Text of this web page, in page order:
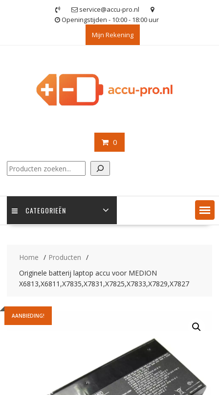
service@accu-pro.nl
Openingstijden - 10:00 - 18:00 uur
Mijn Rekening
0
Zoeken
CATEGORIEËN
Home
Producten
Originele batterij laptop accu voor MEDION
X6813,X6811,X7835,X7831,X7825,X7833,X7829,X7827
AANBIEDING!